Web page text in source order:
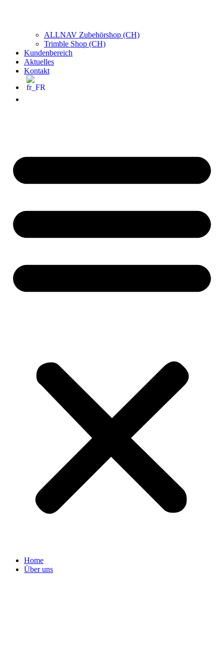
ALLNAV Zubehörshop (CH)
Trimble Shop (CH)
Kundenbereich
Aktuelles
Kontakt
Home
Über uns